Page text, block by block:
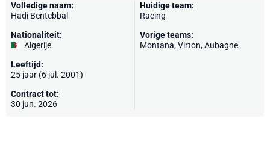
Volledige naam:
Hadi Bentebbal
Nationaliteit:
Algerije
Leeftijd:
25 jaar (6 jul. 2001)
Contract tot:
30 jun. 2026
Huidige team:
Racing
Vorige teams:
Montana,Virton,Aubagne